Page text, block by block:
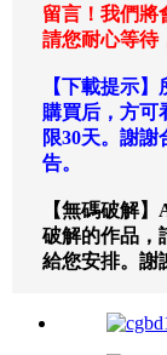
留言！我們將
請您耐心等待
【下載提示
購買后，方可
限30天。謝
告。
【無碼破解
破解的作品，
給您安排。謝